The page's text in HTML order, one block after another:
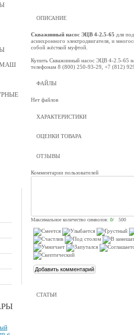
ОПИСАНИЕ
Скважинный насос ЭЦВ 4-2.5-65 для
асинхронного электродвигателя, и
собой жёсткой муфтой.
Купить Скважинный насос ЭЦВ 4-2.5-65
телефонам 8 (800) 250-93-29, +7 (812)
ФАЙЛЫ
Нет файлов
ХАРАКТЕРИСТИКИ
ОЦЕНКИ ТОВАРА
ОТЗЫВЫ
Комментарии пользователей
Максимальное количество символов: 0/ 500
СТАТЬИ